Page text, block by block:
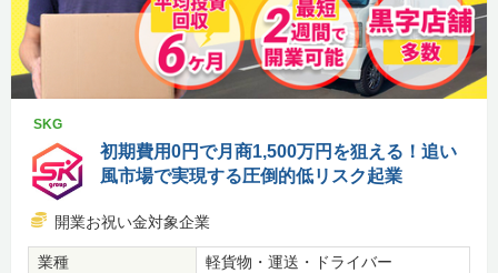
SKG
初期費用0円で月商1,500万円を狙える！追い
風市場で実現する圧倒的低リスク起業
開業お祝い金対象企業
業種
軽貨物・運送・ドライバー